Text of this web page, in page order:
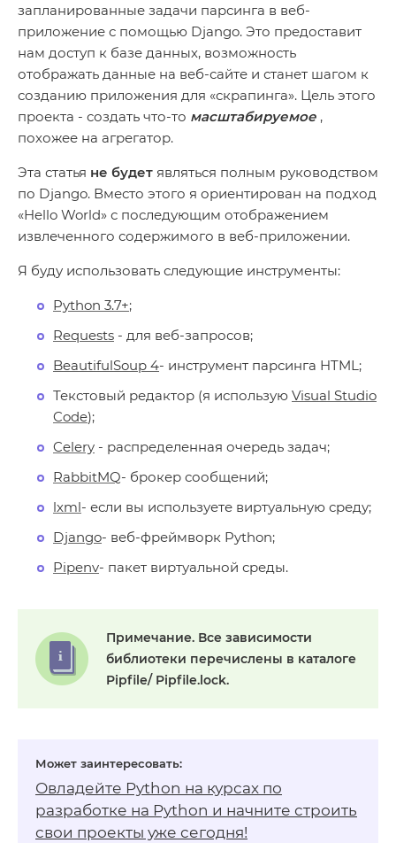
запланированные задачи парсинга в веб-
приложение с помощью Django. Это предоставит
нам доступ к базе данных, возможность
отображать данные на веб-сайте и станет шагом к
созданию приложения для «скрапинга». Цель этого
проекта - создать что-то масштабируемое ,
похожее на агрегатор.
Эта статья не будет являться полным руководством
по Django. Вместо этого я ориентирован на подход
«Hello World» с последующим отображением
извлеченного содержимого в веб-приложении.
Я буду использовать следующие инструменты:
Python 3.7+;
Requests - для веб-запросов;
BeautifulSoup 4- инструмент парсинга HTML;
Текстовый редактор (я использую Visual Studio
Code);
Celery - распределенная очередь задач;
RabbitMQ- брокер сообщений;
lxml- если вы используете виртуальную среду;
Django- веб-фреймворк Python;
Pipenv- пакет виртуальной среды.
Примечание. Все зависимости
библиотеки перечислены в каталоге
Pipfile/ Pipfile.lock.
Овладейте Python на курсах по
разработке на Python и начните строить
свои проекты уже сегодня!